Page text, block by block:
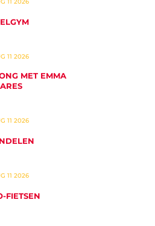
11 2026
MET EMMA
11 2026
11 2026
FIETSEN